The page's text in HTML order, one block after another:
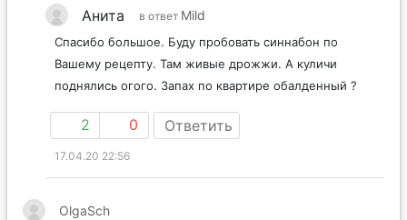
Анита в ответ Mild
Спасибо большое. Буду пробовать синнабон по
Вашему рецепту. Там живые дрожжи. А куличи
поднялись огого. Запах по квартире обалденный ?
2 0 Ответить
17.04.20 22:56
OlgaSch